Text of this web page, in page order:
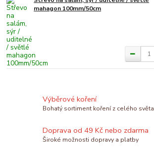
mahagon 100mm/50cm
Výběrové koření
Bohatý sortiment koření z celého světa
Doprava od 49 Kč nebo zdarma
Široké možnosti dopravy a platby